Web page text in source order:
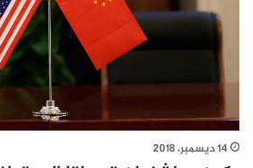
14 ديسمبر، 2018